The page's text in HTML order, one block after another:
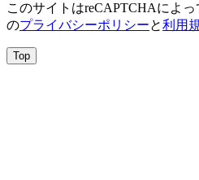
このサイトはreCAPTCHAによ
のプライバシーポリシーと利用
Top